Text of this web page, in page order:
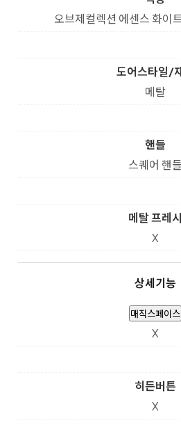
오브제컬렉션 에센스 화이
도어스타일/
메탈
핸들
스퀘어 핸들
메탈 프레시
X
상세기능
매직스페이스
X
히든버튼
X